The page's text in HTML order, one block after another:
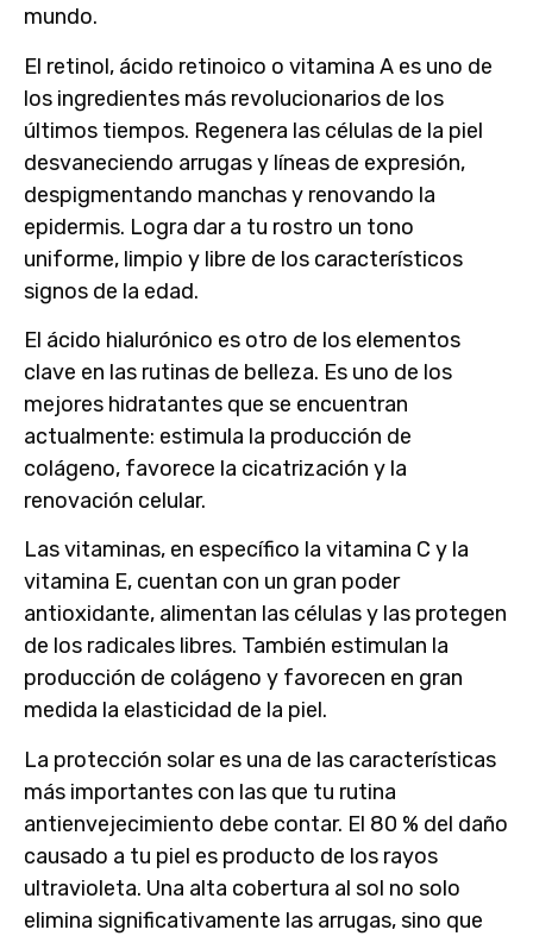
mundo.
El retinol, ácido retinoico o vitamina A es uno de
los ingredientes más revolucionarios de los
últimos tiempos. Regenera las células de la piel
desvaneciendo arrugas y líneas de expresión,
despigmentando manchas y renovando la
epidermis. Logra dar a tu rostro un tono
uniforme, limpio y libre de los característicos
signos de la edad.
El ácido hialurónico es otro de los elementos
clave en las rutinas de belleza. Es uno de los
mejores hidratantes que se encuentran
actualmente: estimula la producción de
colágeno, favorece la cicatrización y la
renovación celular.
Las vitaminas, en específico la vitamina C y la
vitamina E, cuentan con un gran poder
antioxidante, alimentan las células y las protegen
de los radicales libres. También estimulan la
producción de colágeno y favorecen en gran
medida la elasticidad de la piel.
La protección solares una de las características
más importantes con las que tu rutina
antienvejecimiento debe contar. El 80 % del daño
causado a tu piel es producto de los rayos
ultravioleta. Una alta cobertura al sol no solo
elimina significativamente las arrugas, sino que